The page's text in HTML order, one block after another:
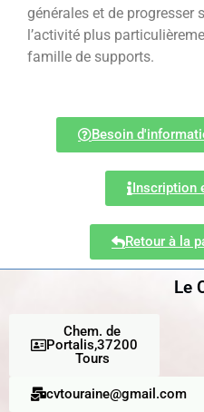
générales et de progresser
l’activité plus
famille de supports.
Besoin
Inscription
Retour à la
Le
Chem. de
Portalis,37200
Tours
cvtouraine@gmail.com